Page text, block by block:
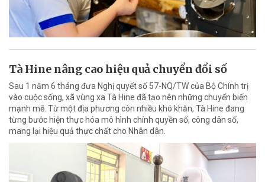
Tà Hine nâng cao hiệu quả chuyển đổi số
Sau 1 năm 6 tháng đưa Nghị quyết số 57-NQ/TW của Bộ Chính trị
vào cuộc sống, xã vùng xa Tà Hine đã tạo nên những chuyển biến
mạnh mẽ. Từ một địa phương còn nhiều khó khăn, Tà Hine đang
từng bước hiện thực hóa mô hình chính quyền số, công dân số,
mang lại hiệu quả thực chất cho Nhân dân.